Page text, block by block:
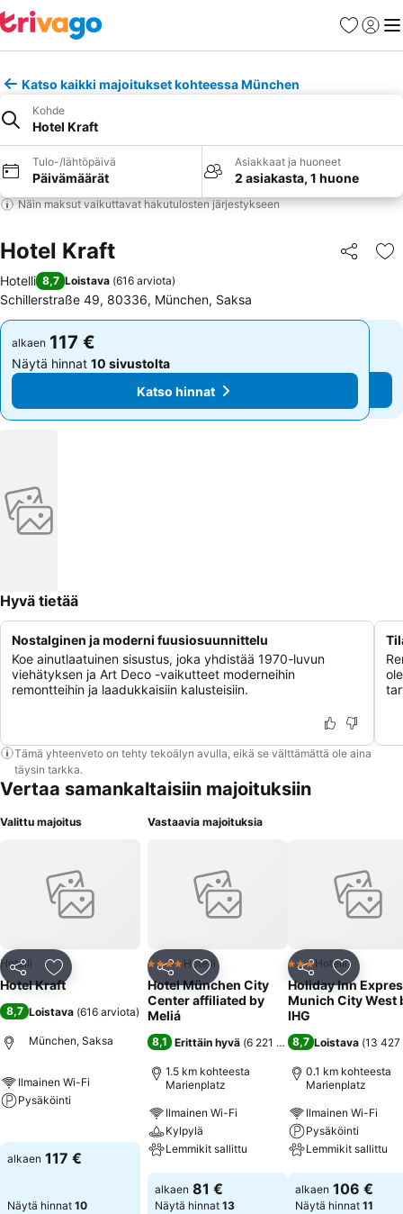
Suosikit
Katso kaikki majoitukset kohteessa München
Kohde
Hotel Kraft
Tulo-/lähtöpäivä
Päivämäärät
Asiakkaat ja huoneet
2 asiakasta, 1 huone
Näin maksut vaikuttavat hakutulosten järjestykseen
Hotel Kraft Jaa
Hotelli 8,7 Loistava (616 arviota)
Schillerstraße 49, 80336, München, Saksa
alkaen 117 €
Näytä hinnat 10 sivustolta
Katso hinnat
alkaen 117 €
Näytä hinnat 10 sivustolta
Katso hinnat
Hyvä tietää
Nostalginen ja moderni fuusiosuunnittelu
Koe ainutlaatuinen sisustus, joka yhdistää 1970-luvun
viehätyksen ja Art Deco -vaikutteet moderneihin
remontteihin ja laadukkaisiin kalusteisiin.
Tämä yhteenveto on tehty tekoälyn avulla, eikä se välttämättä ole aina
täysin tarkka.
Vertaa samankaltaisiin majoituksiin
Valittu majoitus
Jaa Lisää suosikkeihin
Hotelli
Hotel Kraft
8,7 Loistava (616 arviota)
München, Saksa
Ilmainen Wi-Fi
Pysäköinti
alkaen 117 €
Näytä hinnat 10
Vastaavia majoituksia
Jaa Lisää suosikkeihin
4 Tähtiluokitus
Hotelli
Hotel München City
Center affiliated by
Meliá
8,1 Erittäin hyvä (6 221 arviota )
1.5 km kohteesta
Marienplatz
Ilmainen Wi-Fi
Kylpylä
Lemmikit sallittu
Katso hinnat
alkaen 81 €
Näytä hinnat 13
Jaa Lisää
3 Tähtiluokitus
Hotelli
Holiday Inn
Munich City West
IHG
8,7 Loistava (13 427
0.1 km kohteesta
Marienplatz
Ilmainen Wi-Fi
Pysäköinti
Lemmikit sallittu
Katso hinnat
alkaen 106 €
Näytä hinnat 11